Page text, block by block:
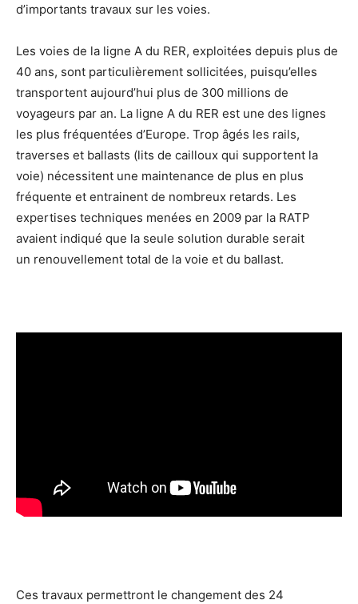
d’importants travaux sur les voies.
Les voies de la ligne A du RER, exploitées depuis plus de
40 ans, sont particulièrement sollicitées, puisqu’elles
transportent aujourd’hui plus de 300 millions de
voyageurs par an. La ligne A du RER est une des lignes
les plus fréquentées d’Europe. Trop âgés les rails,
traverses et ballasts (lits de cailloux qui supportent la
voie) nécessitent une maintenance de plus en plus
fréquente et entrainent de nombreux retards. Les
expertises techniques menées en 2009 par la RATP
avaient indiqué que la seule solution durable serait
un renouvellement total de la voie et du ballast.
Ces travaux permettront le changement des 24